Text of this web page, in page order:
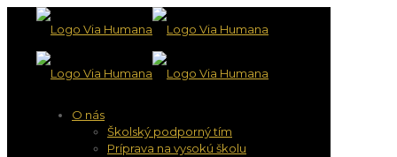
O nás
Školský podporný tím
Príprava na vysokú školu